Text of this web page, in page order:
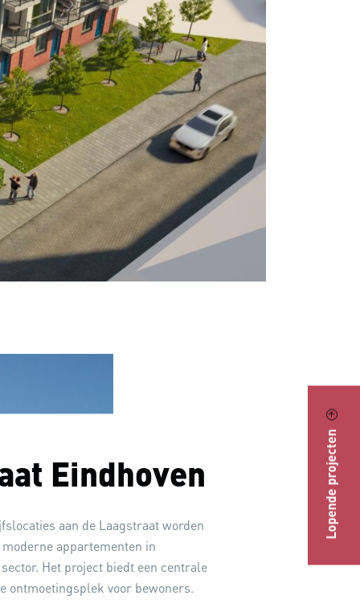
Lopende projecten
Eindhoven
aan de Laagstraat worden
appartementen in
Het project biedt een centrale
ontmoetingsplek voor bewoners.